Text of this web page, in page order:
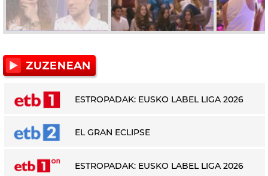
ESTROPADAK: EUSKO LABEL LIGA 2026
EL GRAN ECLIPSE
ESTROPADAK: EUSKO LABEL LIGA 2026